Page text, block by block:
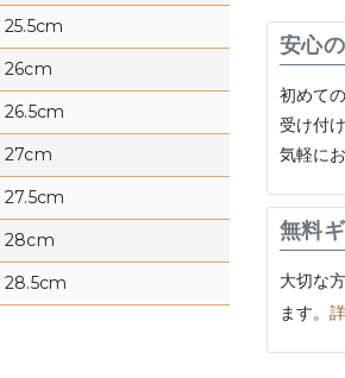
25.5cm
26cm
26.5cm
27cm
27.5cm
28cm
28.5cm
安心
初めて
受け付
気軽に
無料
大切な
ます。